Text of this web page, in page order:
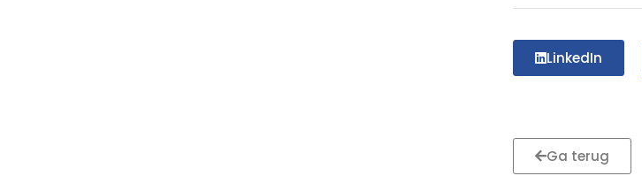
LinkedIn
Ga terug